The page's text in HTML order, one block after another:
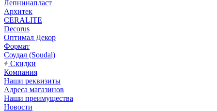
Лепнинапласт
Архитек
CERALITE
Decorus
Оптимал Декор
Формат
Соудал (Soudal)
Скидки
Компания
Наши реквизиты
Адреса магазинов
Наши преимущества
Новости